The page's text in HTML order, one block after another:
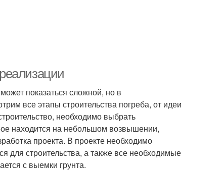
показаться сложной, но в
все этапы строительства погреба, от идеи
необходимо выбрать
находится на небольшом возвышении,
проекта. В проекте необходимо
для строительства, а также все необходимые
с выемки грунта.